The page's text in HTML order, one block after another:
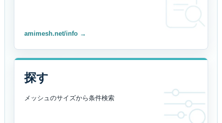
amimesh.net/info →
探す
メッシュのサイズから条件検索